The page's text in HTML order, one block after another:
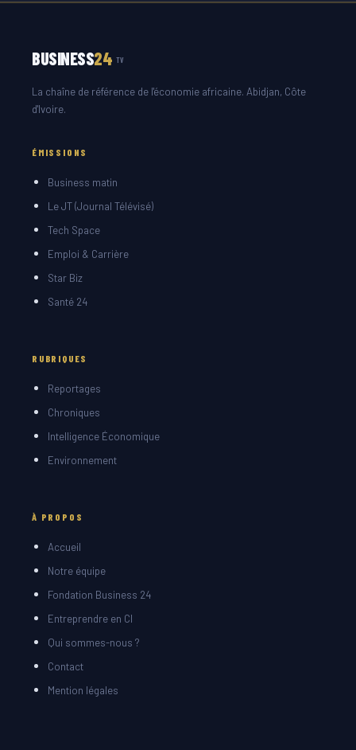
BUSINESS24 TV
La chaîne de référence de l'économie africaine. Abidjan, Côte
d'Ivoire.
ÉMISSIONS
Business matin
Le JT (Journal Télévisé)
Tech Space
Emploi & Carrière
Star Biz
Santé 24
RUBRIQUES
Reportages
Chroniques
Intelligence Économique
Environnement
À PROPOS
Accueil
Notre équipe
Fondation Business 24
Entreprendre en CI
Qui sommes-nous ?
Contact
Mention légales